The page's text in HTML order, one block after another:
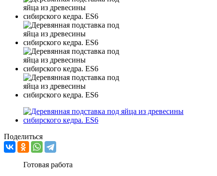
Поделиться
Готовая работа